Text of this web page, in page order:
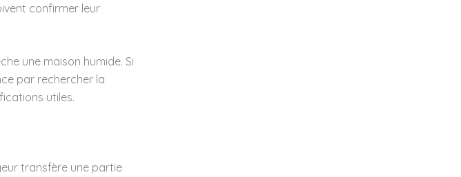
confirmer leur
une maison humide. Si
par rechercher la
utiles.
transfère une partie